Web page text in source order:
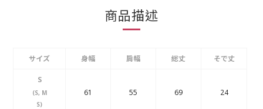
商品描述
サイズ 身幅 肩幅 総丈 そで丈
S
(S, M
S)
61 55 69 24